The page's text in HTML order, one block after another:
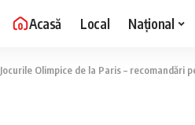
Acasă Local Național
Jocurile Olimpice de la Paris – recomandări